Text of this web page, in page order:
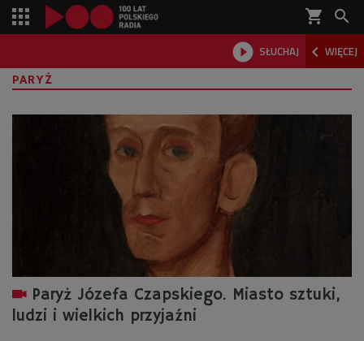
shopping_cart 
 SŁUCHAJ  WIĘCEJ

PARYŻ
Paryż Józefa Czapskiego. Miasto sztuki,
ludzi i wielkich przyjaźni